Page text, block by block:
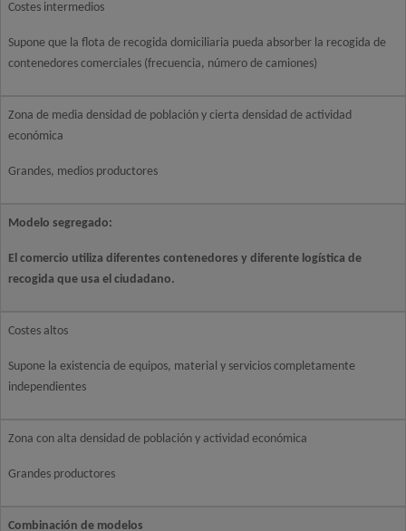
Costes intermedios
Supone que la flota de recogida domiciliaria pueda absorber la recogida de
contenedores comerciales (frecuencia, número de camiones)
Zona de media densidad de población y cierta densidad de actividad
económica
Grandes, medios productores
Modelo segregado:
El comercio utiliza diferentes contenedores y diferente logística de
recogida que usa el ciudadano.
Costes altos
Supone la existencia de equipos, material y servicios completamente
independientes
Zona con alta densidad de población y actividad económica
Grandes productores
Combinación de modelos